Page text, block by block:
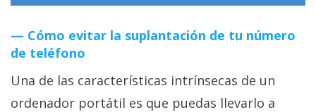
Cómo evitar la suplantación de tu número
de teléfono
Una de las características intrínsecas de un
ordenador portátil es que puedas llevarlo a